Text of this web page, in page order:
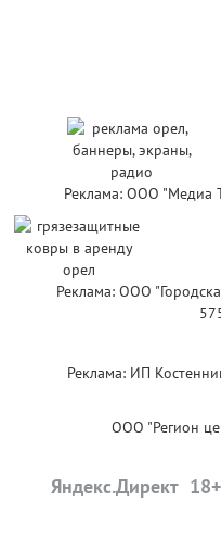
Реклама: ООО "Медиа
Реклама: ООО
Реклама: ИП
ООО "Регион
Яндекс.Директ